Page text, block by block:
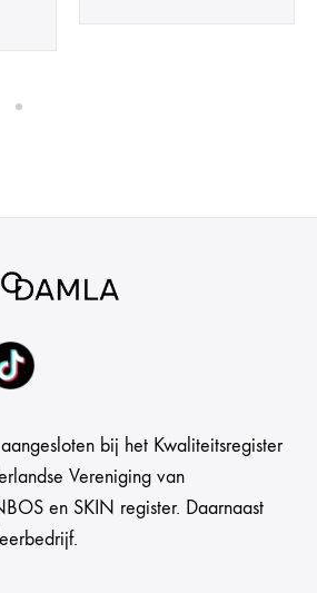
bij het Kwaliteitsregister
Vereniging van
en SKIN register. Daarnaast